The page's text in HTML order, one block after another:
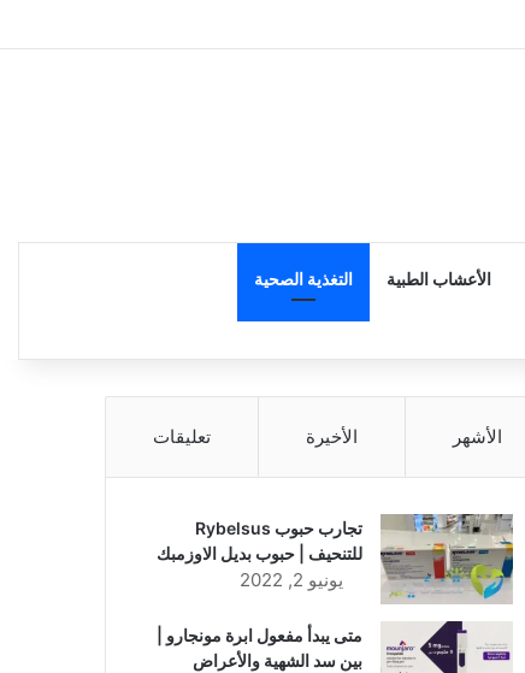
الأعشاب الطبية التغذية الصحية
الأشهر الأخيرة تعليقات
تجارب حبوب Rybelsus
للتنحيف | حبوب بديل الاوزمبك
يونيو 2, 2022
متى يبدأ مفعول ابرة مونجارو |
بين سد الشهية والأعراض